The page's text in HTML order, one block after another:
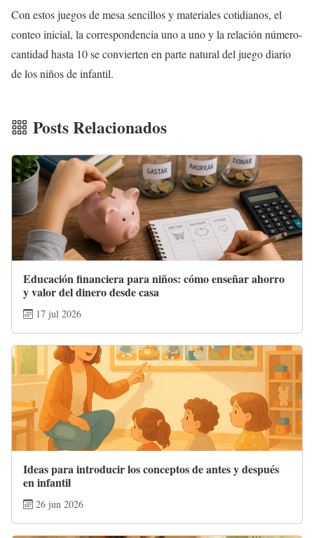
Con estos juegos de mesa sencillos y materiales cotidianos, el
conteo inicial, la correspondencia uno a uno y la relación número-
cantidad hasta 10 se convierten en parte natural del juego diario
de los niños de infantil.
Posts Relacionados
Educación financiera para niños: cómo enseñar ahorro
y valor del dinero desde casa
17 jul 2026
Ideas para introducir los conceptos de antes y después
en infantil
26 jun 2026